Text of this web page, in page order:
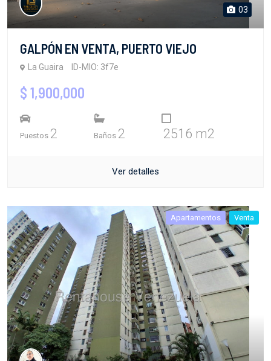
03
GALPÓN EN VENTA, PUERTO VIEJO
La Guaira ID-MIO: 3f7e
$ 1,900,000
Puestos 2 Baños 2 2516 m2
Ver detalles
Apartamentos Venta